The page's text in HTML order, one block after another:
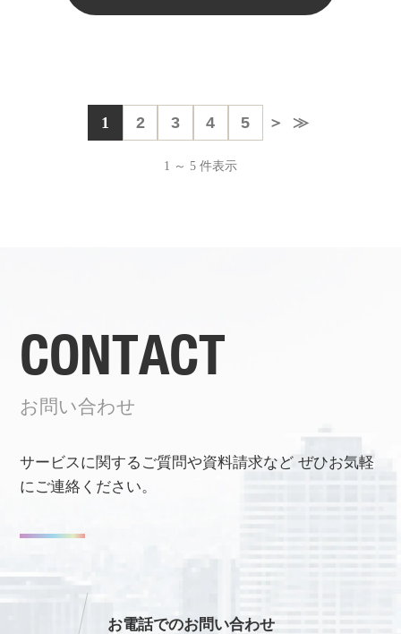
1 2 3 4 5 ＞ ≫
1 ～ 5 件表示
CONTACT
お問い合わせ
サービスに関するご質問や資料請求などぜひお気軽
にご連絡ください。
お電話でのお問い合わせ